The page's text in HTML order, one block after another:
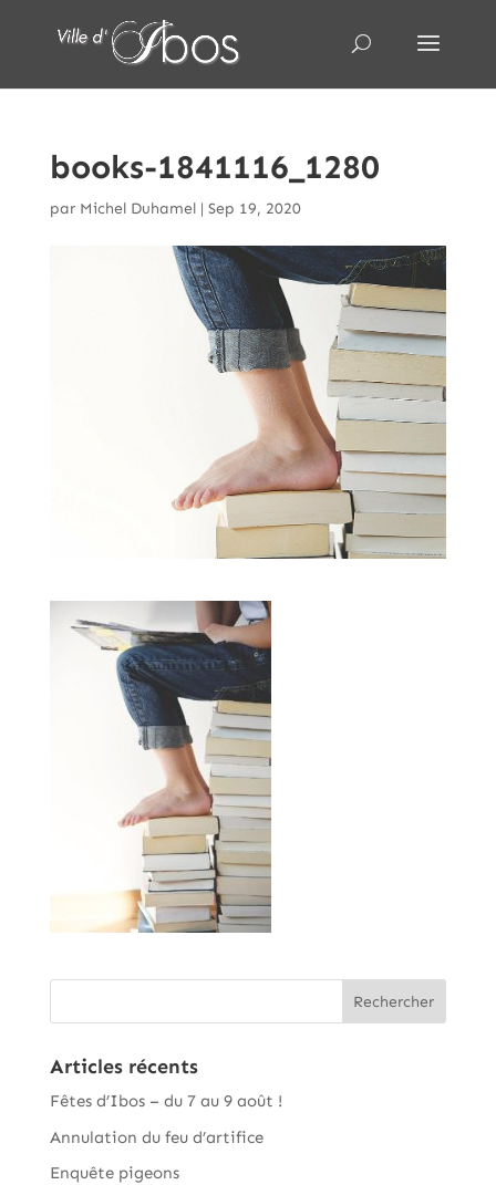
books-1841116_1280
par Michel Duhamel| Sep 19, 2020
Articles récents
Fêtes d’Ibos – du 7 au 9 août !
Annulation du feu d’artifice
Enquête pigeons